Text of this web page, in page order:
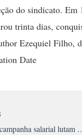
do sindicato. Em
trinta dias,
Ezequiel Filho,
Date
Bancários em